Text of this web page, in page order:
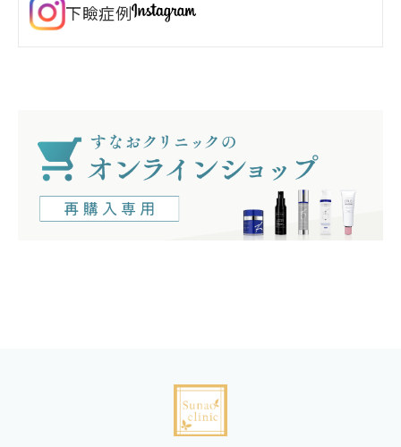
下瞼症例